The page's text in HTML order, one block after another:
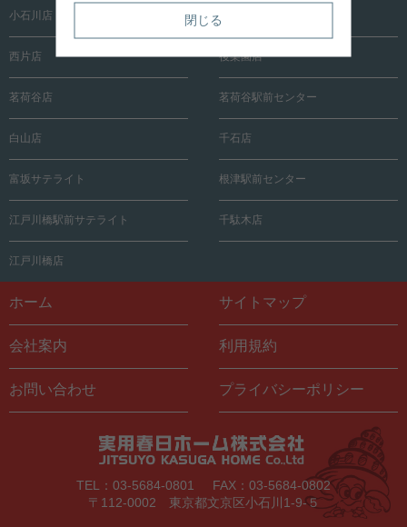
小石川店
西片店 後楽園店
茗荷谷店 茗荷谷駅前センター
白山店 千石店
富坂サテライト 根津駅前センター
江戸川橋駅前サテライト 千駄木店
江戸川橋店
ホーム サイトマップ
会社案内 利用規約
お問い合わせ プライバシーポリシー
TEL：03-5684-0801
FAX：03-5684-0802
〒112-0002 東京都文京区小石川1-9-５
閉じる